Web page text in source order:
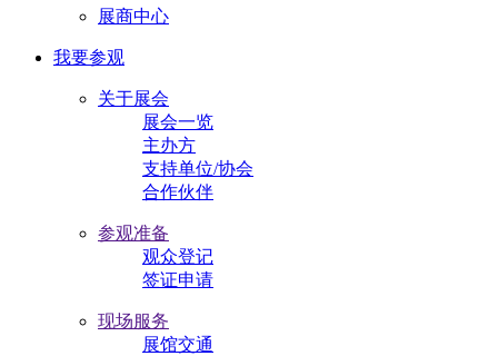
展商中心
我要参观
关于展会
展会一览
主办方
支持单位/协会
合作伙伴
参观准备
观众登记
签证申请
现场服务
展馆交通